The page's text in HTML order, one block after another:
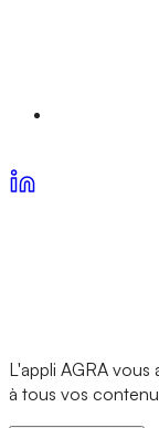
L'appli AGRA
à tous vos